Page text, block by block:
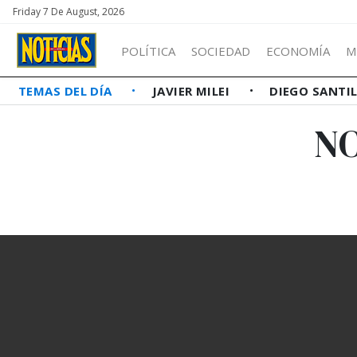
Friday 7 De August, 2026
POLÍTICA SOCIEDAD ECONOMÍA
TEMAS DEL DÍA JAVIER MILEI DIEGO